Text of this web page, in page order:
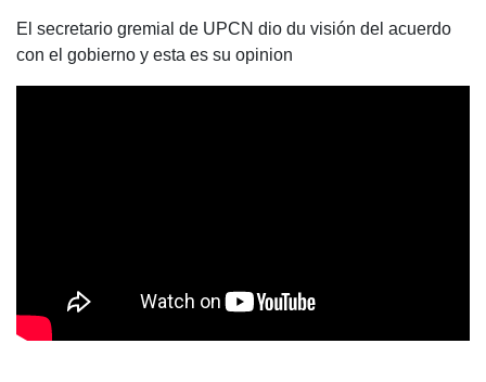
El secretario gremial de UPCN dio du visión del acuerdo
con el gobierno y esta es su opinion